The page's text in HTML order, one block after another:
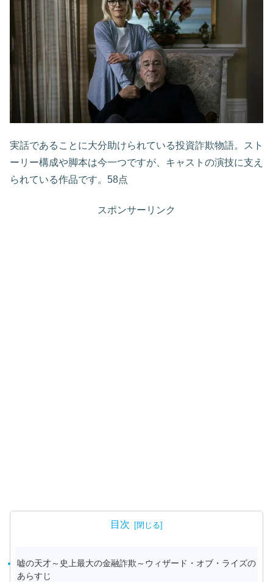
実話であることに大分助けられている投資詐欺物語。スト
ーリー構成や脚本は今一つですが、キャストの演技に支え
られている作品です。58点
スポンサーリンク
目次
嘘の天才～史上最大の金融詐欺～ウィザード・オブ・ライズの
あらすじ